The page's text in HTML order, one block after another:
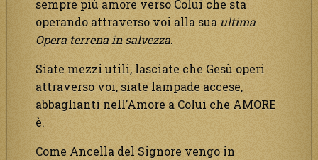
sempre più amore verso Colui che sta
operando attraverso voi alla sua ultima
Opera terrena in salvezza.
Siate mezzi utili, lasciate che Gesù operi
attraverso voi, siate lampade accese,
abbaglianti nell’Amore a Colui che AMORE
è.
Come Ancella del Signore vengo in